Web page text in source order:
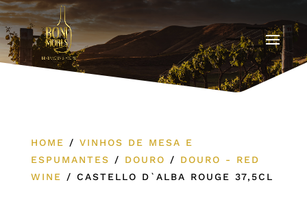
HOME / VINHOS DE MESA E
ESPUMANTES
/ DOURO / DOURO - RED
WINE
/ CASTELLO D`ALBA ROUGE 37,5CL